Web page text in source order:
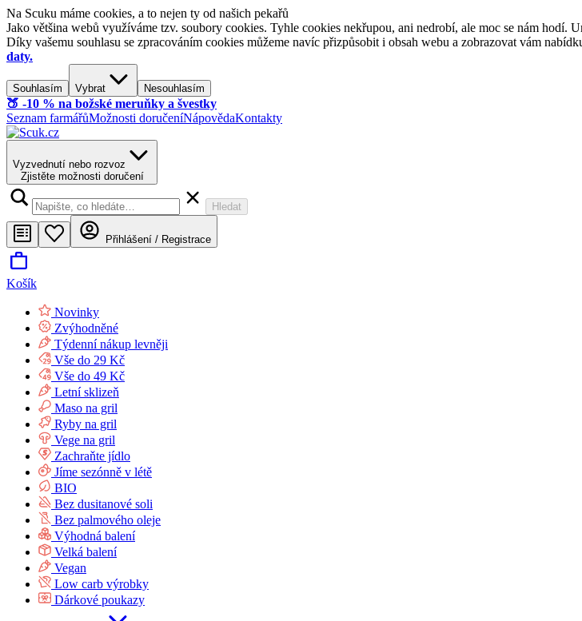
Na Scuku máme cookies, a to nejen ty od našich pekařů
Jako většina webů využíváme tzv. soubory cookies. Tyhle cookies nekřupou, ani nedrobí, ale moc se nám hodí.
Díky vašemu souhlasu se zpracováním cookies můžeme navíc přizpůsobit i obsah webu a zobrazovat vám
daty.
Souhlasím Vybrat Nesouhlasím
🍑​ -10 % na božské meruňky a švestky
Seznam farmářůMožnosti doručeníNápovědaKontakty
Vyzvednutí nebo rozvoz
Zjistěte možnosti doručení
Hledat
Přihlášení / Registrace
Košík
Novinky
Zvýhodněné
Týdenní nákup levněji
Vše do 29 Kč
Vše do 49 Kč
Letní sklizeň
Maso na gril
Ryby na gril
Vege na gril
Zachraňte jídlo
Jíme sezónně v létě
BIO
Bez dusitanové soli
Bez palmového oleje
Výhodná balení
Velká balení
Vegan
Low carb výrobky
Dárkové poukazy